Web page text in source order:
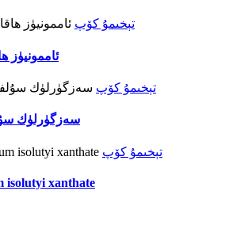
تېخىمۇ كۆپ
ئاممونيۈز
تېخىمۇ كۆپ
سەزگۈرلۈك
تېخىمۇ كۆپ
isolutyi xanthate